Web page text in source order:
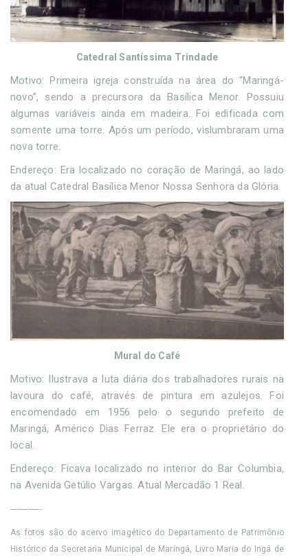
Catedral Santíssima Trindade
Motivo: Primeira igreja construída na área do “Maringá-
novo”, sendo a precursora da Basílica Menor. Possuiu
algumas variáveis ainda em madeira. Foi edificada com
somente uma torre. Após um período, vislumbraram uma
nova torre.
Endereço: Era localizado no coração de Maringá, ao lado
da atual Catedral Basílica Menor Nossa Senhora da Glória.
Mural do Café
Motivo: Ilustrava a luta diária dos trabalhadores rurais na
lavoura do café, através de pintura em azulejos. Foi
encomendado em 1956 pelo o segundo prefeito de
Maringá, Américo Dias Ferraz. Ele era o proprietário do
local.
Endereço: Ficava localizado no interior do Bar Columbia,
na Avenida Getúlio Vargas. Atual Mercadão 1 Real.
--------------
As fotos são do acervo imagético do Departamento de Patrimônio
Histórico da Secretaria Municipal de Maringá, Livro Maria do Ingá de